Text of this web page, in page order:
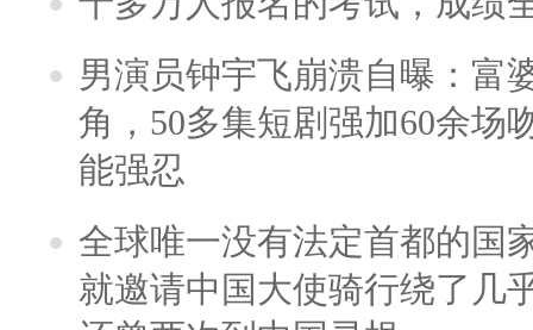
男演员钟宇飞崩溃自曝：富
角，50多集短剧强加60余场
能强忍
全球唯一没有法定首都的国
就邀请中国大使骑行绕了几